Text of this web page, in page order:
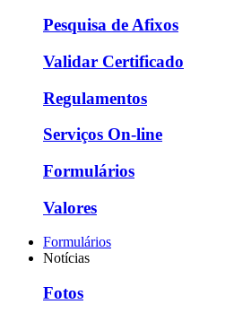
Pesquisa de Afixos
Validar Certificado
Regulamentos
Serviços On-line
Formulários
Valores
Formulários
Notícias
Fotos